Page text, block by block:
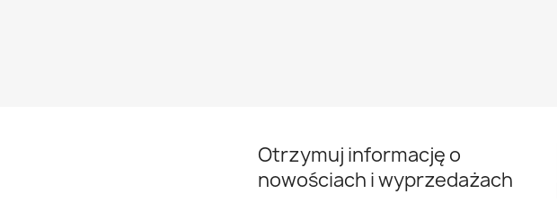
Otrzymuj informację o
nowościach i wyprzedażach